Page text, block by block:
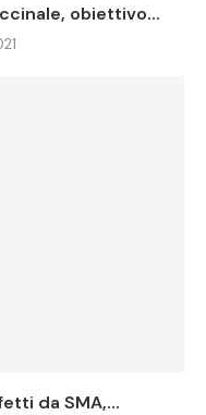
obiettivo...
da SMA,...